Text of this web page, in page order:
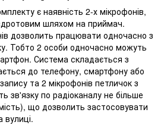
є наявність 2-х мікрофонів,
шляхом на приймач.
дозволить працювати одночасно з
Тобто 2 особи одночасно можуть
Система складається з
до телефону, смартфону або
та 2 мікрофонів петличок з
зв'язку по радіоканалу не більше
що дозволить застосовувати
вулиці.